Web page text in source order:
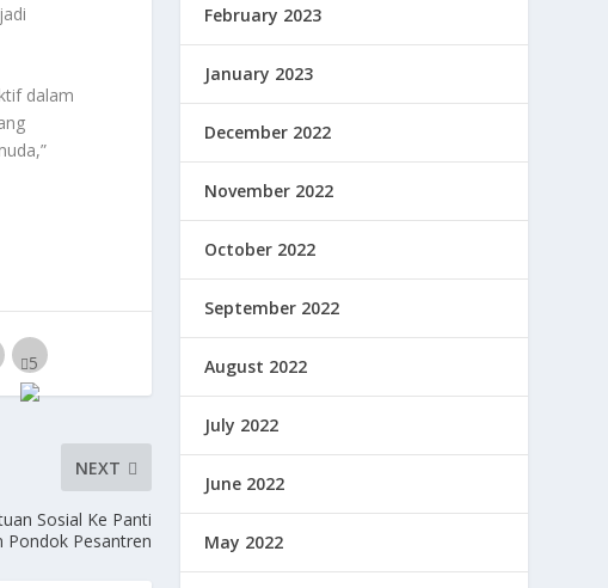
dalam
NEXT
Sosial Ke Panti
Pondok Pesantren
February 2023
January 2023
December 2022
November 2022
October 2022
September 2022
August 2022
July 2022
June 2022
May 2022